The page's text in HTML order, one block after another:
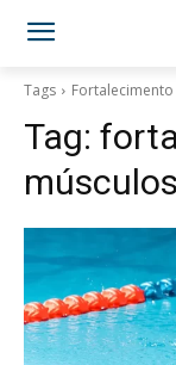
Tags
Tag:
músculos